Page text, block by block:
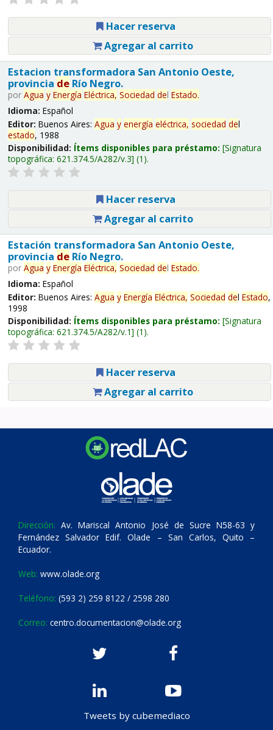
Hacer reserva
Agregar al carrito
Estacion transformadora San Antonio Oeste,
provincia deRío Negro.
por Agua y Energía Eléctrica, Sociedad del Estado.
Idioma: Español
Editor: Buenos Aires: Agua y energía eléctrica, sociedad del
estado, 1988
Disponibilidad: Ítems disponibles para préstamo: Signatura
topográfica: 621.374.5/A282/v.3 (1).
Hacer reserva
Agregar al carrito
Estación transformadora San Antonio Oeste,
provincia deRío Negro.
por Agua y Energía Eléctrica, Sociedad del Estado.
Idioma: Español
Editor: Buenos Aires: Agua y Energía Eléctrica, Sociedad del Estado,
1998
Disponibilidad: Ítems disponibles para préstamo: Signatura
topográfica: 621.374.5/A282/v.1 (1).
Hacer reserva
Agregar al carrito
Dirección: Av. Mariscal Antonio José de Sucre N58-63 y
Fernández Salvador Edif. Olade – San Carlos, Quito –
Ecuador.
Web: www.olade.org
Teléfono: (593 2) 259 8122 / 2598 280
Correo: centro.documentacion@olade.org
Tweets by cubemediaco